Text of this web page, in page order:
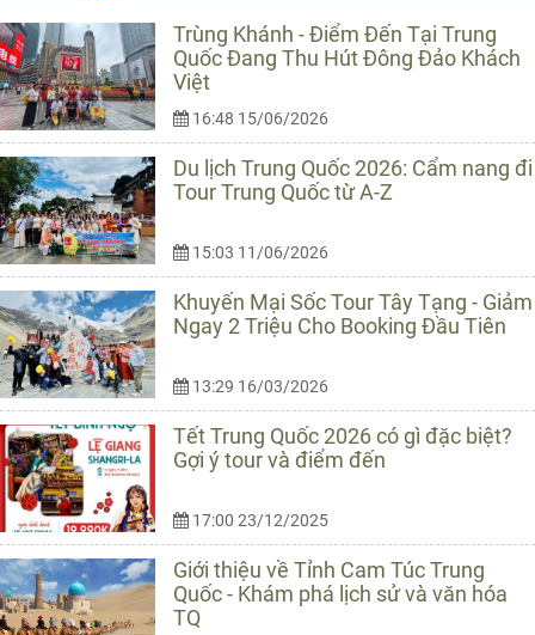
Trùng Khánh - Điểm Đến Tại Trung
Quốc Đang Thu Hút Đông Đảo Khách
Việt
16:48 15/06/2026
Du lịch Trung Quốc 2026: Cẩm nang đi
Tour Trung Quốc từ A-Z
15:03 11/06/2026
Khuyến Mại Sốc Tour Tây Tạng - Giảm
Ngay 2 Triệu Cho Booking Đầu Tiên
13:29 16/03/2026
Tết Trung Quốc 2026 có gì đặc biệt?
Gợi ý tour và điểm đến
17:00 23/12/2025
Giới thiệu về Tỉnh Cam Túc Trung
Quốc - Khám phá lịch sử và văn hóa
TQ